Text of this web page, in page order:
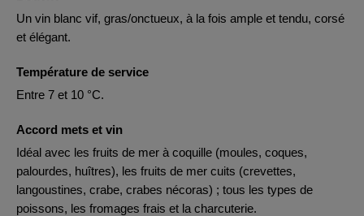
Un vin blanc vif, gras/onctueux, à la fois ample et tendu, corsé
et élégant.
Température de service
Entre 7 et 10 °C.
Accord mets et vin
Idéal avec les fruits de mer à coquille (moules, coques,
palourdes, huîtres), les fruits de mer cuits (crevettes,
langoustines, crabe, crabes nécoras) ; tous les types de
poissons, les fromages frais et la charcuterie.